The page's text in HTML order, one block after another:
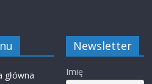
główna
Newsletter
Imię